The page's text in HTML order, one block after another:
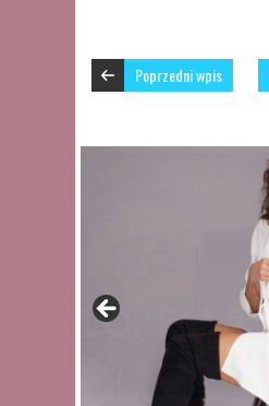
Poprzedni wpis